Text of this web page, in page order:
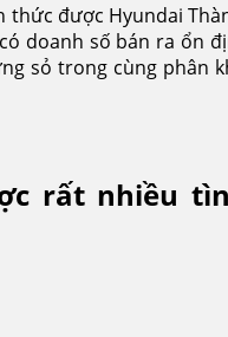
được Hyundai
doanh số bán ra ổn
sỏ trong cùng phân
rất nhiều